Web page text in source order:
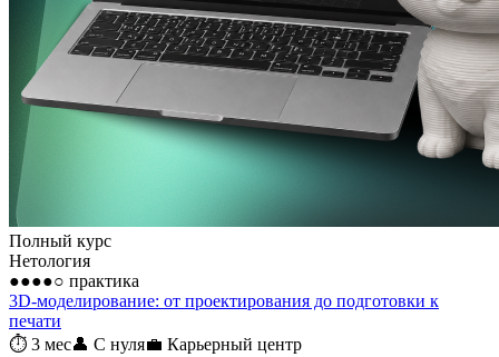
Полный курс
Нетология
●●●●○ практика
3D-моделирование: от проектирования до подготовки к
печати
⏱ 3 мес👤 С нуля💼 Карьерный центр